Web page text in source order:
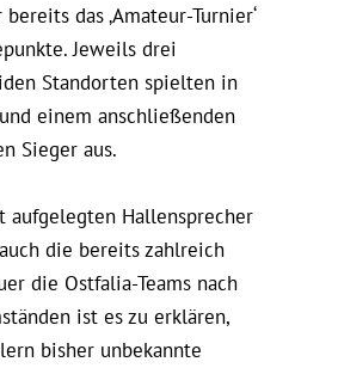
das ‚Amateur-Turnier‘
Jeweils drei
Standorten spielten in
einem anschließenden
Sieger aus.
aufgelegten Hallensprecher
die bereits zahlreich
die Ostfalia-Teams nach
ist es zu erklären,
bisher unbekannte